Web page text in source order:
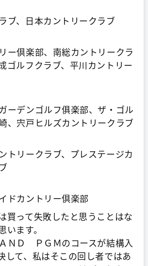
ブ、日本カントリークラブ
ー倶楽部、南総カントリークラ
ゴルフクラブ、平川カントリー
ーデンゴルフ俱楽部、ザ・ゴル
、宍戸ヒルズカントリークラブ
トリークラブ、プレステージカ
ドカントリー倶楽部
買って失敗したと思うことはな
います。
ＮＤ ＰＧＭのコースが結構入
して、私はそこの回し者ではあ